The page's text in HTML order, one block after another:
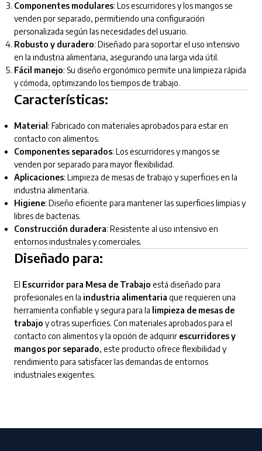
Componentes modulares: Los escurridores y los mangos se
venden por separado, permitiendo una configuración
personalizada según las necesidades del usuario.
Robusto y duradero: Diseñado para soportar el uso intensivo
en la industria alimentaria, asegurando una larga vida útil.
Fácil manejo: Su diseño ergonómico permite una limpieza rápida
y cómoda, optimizando los tiempos de trabajo.
Características:
Material : Fabricado con materiales aprobados para estar en
contacto con alimentos.
Componentes separados: Los escurridores y mangos se
venden por separado para mayor flexibilidad.
Aplicaciones: Limpieza de mesas de trabajo y superficies en la
industria alimentaria.
Higiene: Diseño eficiente para mantener las superficies limpias y
libres de bacterias.
Construcción duradera: Resistente al uso intensivo en
entornos industriales y comerciales.
Diseñado para:
El Escurridor para Mesa de Trabajo está diseñado para
profesionales en la industria alimentaria que requieren una
herramienta confiable y segura para la limpieza de mesas de
trabajo y otras superficies. Con materiales aprobados para el
contacto con alimentos y la opción de adquirir escurridores y
mangos por separado, este producto ofrece flexibilidad y
rendimiento para satisfacer las demandas de entornos
industriales exigentes.